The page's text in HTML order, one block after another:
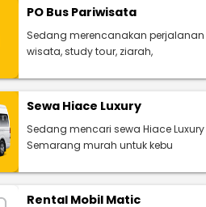
PO Bus Pariwisata
Sedang merencanakan perjalanan
wisata, study tour, ziarah,
Sewa Hiace Luxury
Sedang mencari sewa Hiace Luxury
Semarang murah untuk kebu
Rental Mobil Matic